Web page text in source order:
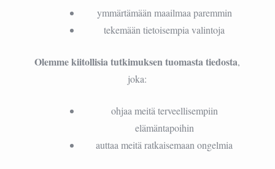
ymmärtämään maailmaa paremmin
tekemään tietoisempia valintoja
Olemme kiitollisia tutkimuksen tuomasta tiedosta,
joka:
ohjaa meitä terveellisempiin
elämäntapoihin
auttaa meitä ratkaisemaan ongelmia